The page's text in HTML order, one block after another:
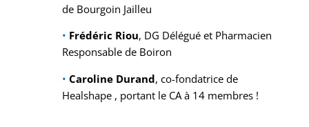
de Bourgoin Jailleu
• Frédéric Riou, DG Délégué et Pharmacien
Responsable de Boiron
• Caroline Durand, co-fondatrice de
Healshape , portant le CA à 14 membres !